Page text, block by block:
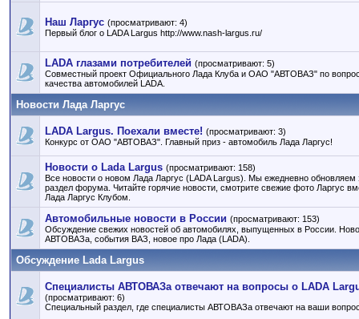
Наш Ларгус (просматривают: 4)
Первый блог о LADA Largus http://www.nash-largus.ru/
LADA глазами потребителей (просматривают: 5)
Совместный проект Официального Лада Клуба и ОАО "АВТОВАЗ" по
качества автомобилей LADA.
Новости Лада Ларгус
LADA Largus. Поехали вместе! (просматривают: 3)
Конкурс от ОАО "АВТОВАЗ". Главный приз - автомобиль Лада Ларгус!
Новости о Lada Largus (просматривают: 158)
Все новости о новом Лада Ларгус (LADA Largus). Мы ежедневно обновляем
раздел форума. Читайте горячие новости, смотрите свежие фото Ларгус
Лада Ларгус Клубом.
Автомобильные новости в России (просматривают: 153)
Обсуждение свежих новостей об автомобилях, выпущенных в России.
АВТОВАЗа, события ВАЗ, новое про Лада (LADA).
Обсуждение Lada Largus
Специалисты АВТОВАЗа отвечают на вопросы о LADA
(просматривают: 6)
Специальный раздел, где специалисты АВТОВАЗа отвечают на ваши